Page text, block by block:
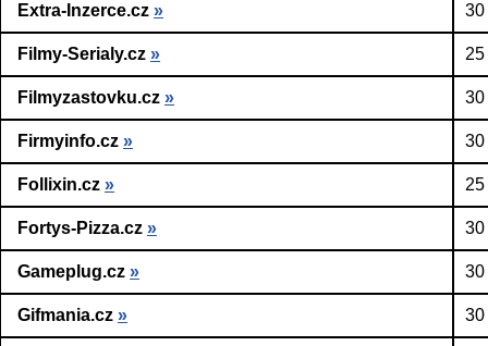
Extra-Inzerce.cz » 30
Filmy-Serialy.cz »
Filmyzastovku.cz » 30
Firmyinfo.cz » 30
Follixin.cz »
Fortys-Pizza.cz » 30
Gameplug.cz » 30
Gifmania.cz » 30